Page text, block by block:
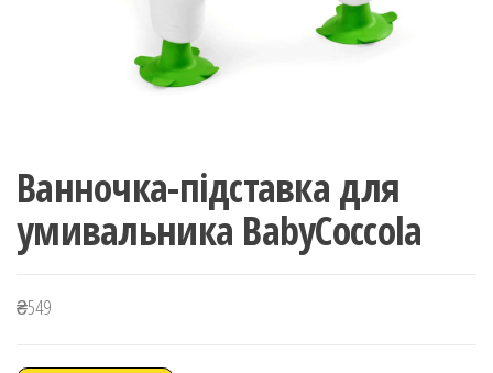
Ванночка-підставка для
умивальника BabyCoccola
₴549